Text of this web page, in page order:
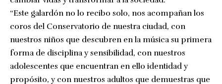
“Este galardón no lo recibo solo, nos acompañan los
coros del Conservatorio de nuestra ciudad, con
nuestros niños que descubren en la música su primera
forma de disciplina y sensibilidad, con nuestros
adolescentes que encuentran en ello identidad y
propósito, y con nuestros adultos que demuestras que